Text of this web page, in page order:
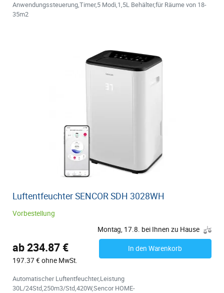
Anwendungssteuerung,Timer,5 Modi,1,5L Behälter,für Räume von 18-
35m2
Luftentfeuchter SENCOR SDH 3028WH
Vorbestellung
Montag, 17.8. bei Ihnen zu Hause
ab 234.87 €
197.37 € ohne MwSt.
In den Warenkorb
Automatischer Luftentfeuchter,Leistung
30L/24Std,250m3/Std,420W,Sencor HOME-